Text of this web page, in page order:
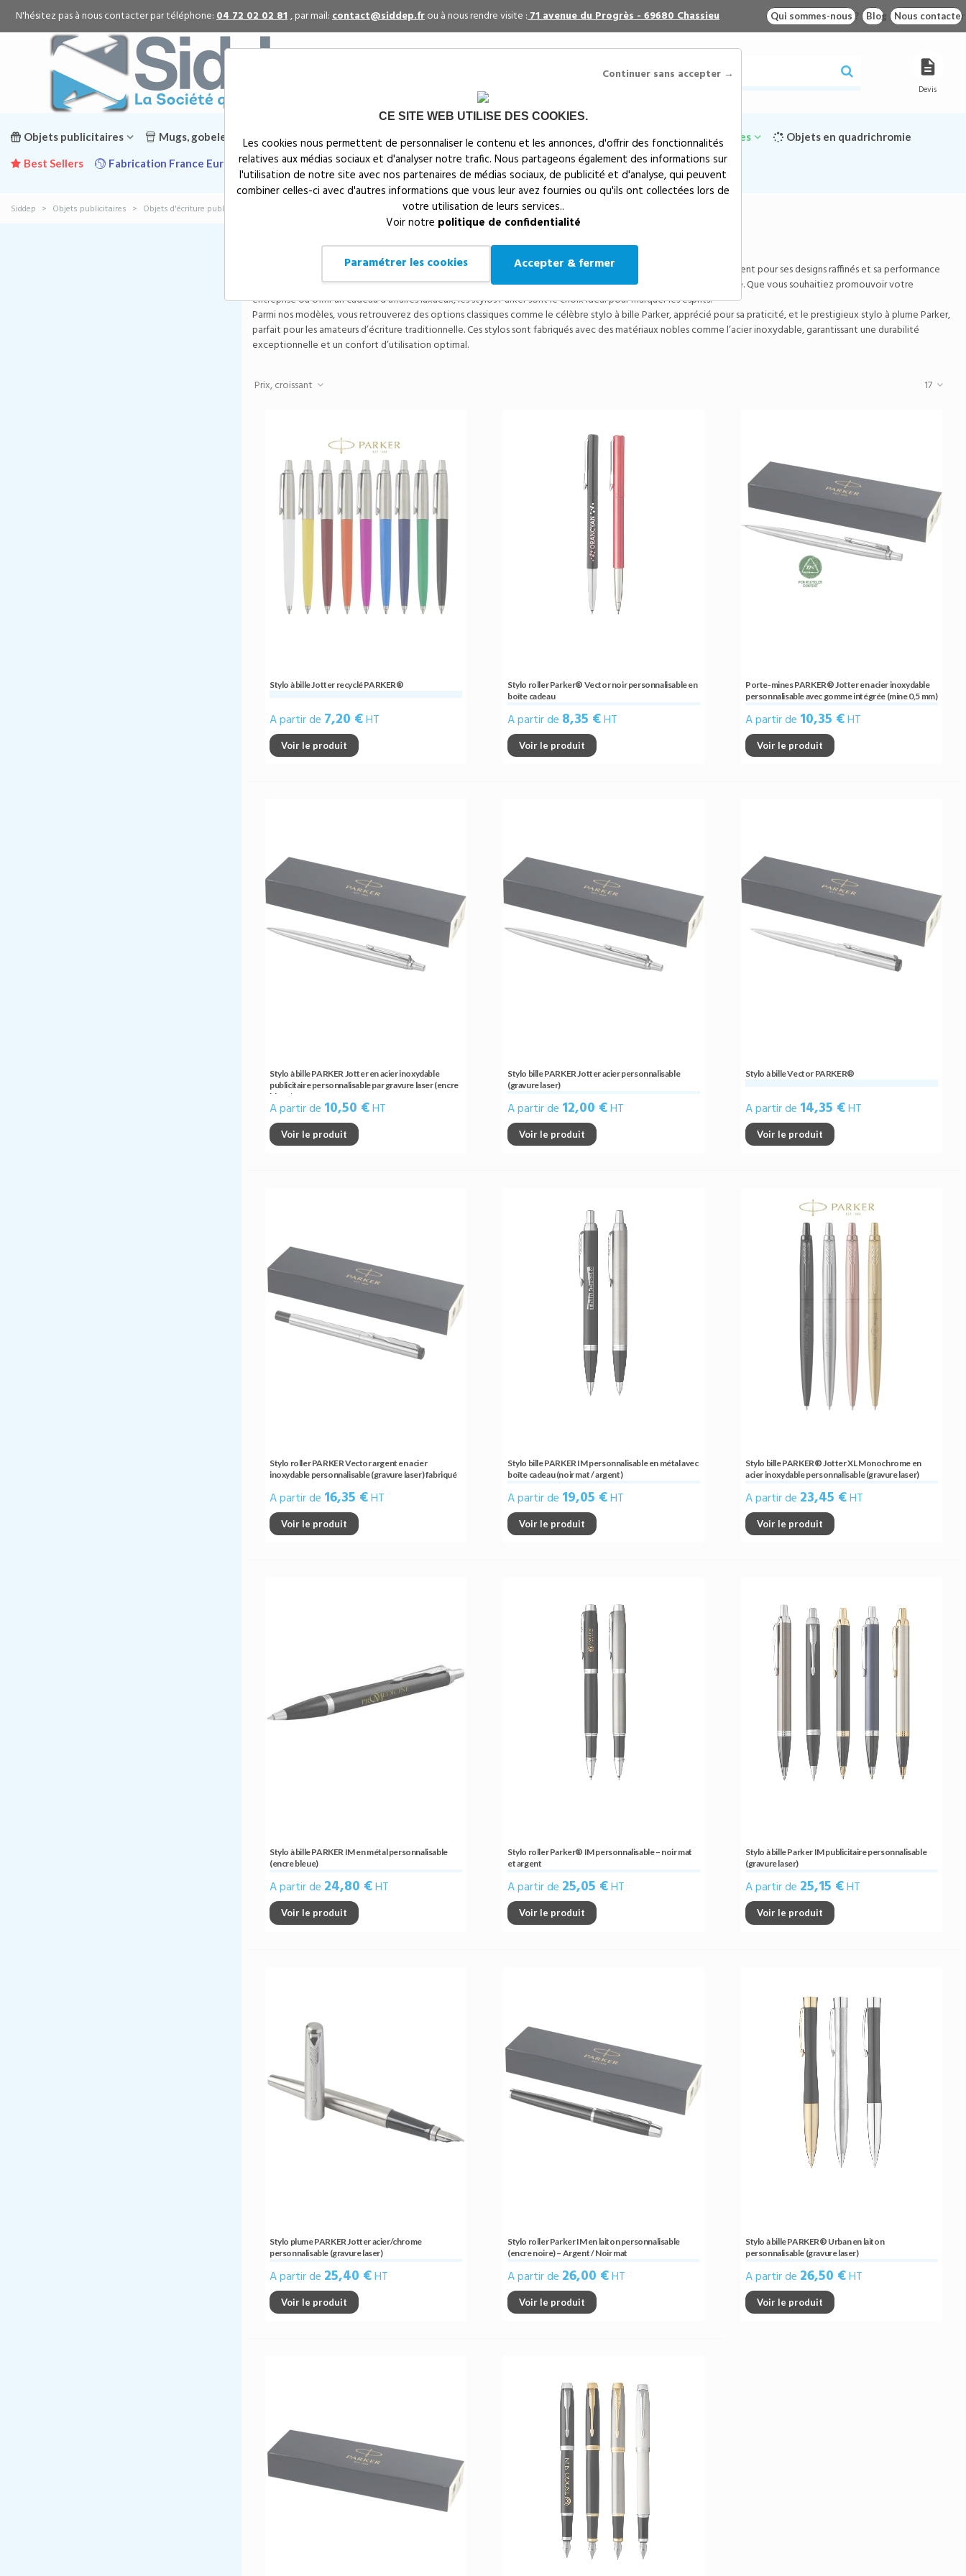
Continuer sans accepter →
CE SITE WEB UTILISE DES COOKIES.
Les cookies nous permettent de personnaliser le contenu et les annonces, d'offrir des fonctionnalités
relatives aux médias sociaux et d'analyser notre trafic. Nous partageons également des informations sur
l'utilisation de notre site avec nos partenaires de médias sociaux, de publicité et d'analyse, qui peuvent
combiner celles-ci avec d'autres informations que vous leur avez fournies ou qu'ils ont collectées lors de
votre utilisation de leurs services..
Voir notre politique de confidentialité
Paramétrer les cookies Accepter & fermer
N'hésitez pas à nous contacter par téléphone:04 72 02 02 81, par mail:contact@siddep.frou à nous rendre visite :71 avenue du Progrès - 69680 Chassieu Qui sommes-nous ? Blog Nous contacter
Devis
Objets publicitaires Mugs, gobelets & gourdes publicitaires Par événement Textiles publicitaires Goodies écologiques Objets en quadrichromie
Best Sellers Fabrication France Europe Promotions
Siddep > Objets publicitaires > Objets d'écriture publicitaires Stylos publicitaires PARKER
Stylos publicitaires PARKER
Le stylo Parker personnalisé incarne l’alliance parfaite entre élégance, qualité et fonctionnalité. Connu mondialement pour ses designs raffinés et sa performance
inégalée, le stylo Parker est bien plus qu’un simple outil d’écriture : il est un véritable ambassadeur de votre marque. Que vous souhaitiez promouvoir votre
entreprise ou offrir un cadeau d’affaires luxueux, les stylos Parker sont le choix idéal pour marquer les esprits.
Parmi nos modèles, vous retrouverez des options classiques comme le célèbre stylo à bille Parker, apprécié pour sa praticité, et le prestigieux stylo à plume Parker,
parfait pour les amateurs d’écriture traditionnelle. Ces stylos sont fabriqués avec des matériaux nobles comme l’acier inoxydable, garantissant une durabilité
exceptionnelle et un confort d’utilisation optimal.
Prix, croissant 17
Stylo à bille Jotter recyclé PARKER®
A partir de 7,20 €HT
Voir le produit
Stylo roller Parker® Vector noir personnalisable en
boîte cadeau
A partir de 8,35 €HT
Voir le produit
Porte-mines PARKER® Jotter en acier inoxydable
personnalisable avec gomme intégrée (mine 0,5 mm)
A partir de 10,35 €HT
Voir le produit
Stylo à bille PARKER Jotter en acier inoxydable
publicitaire personnalisable par gravure laser (encre
bleue)
A partir de 10,50 €HT
Voir le produit
Stylo bille PARKER Jotter acier personnalisable
(gravure laser)
A partir de 12,00 €HT
Voir le produit
Stylo à bille Vector PARKER®
A partir de 14,35 €HT
Voir le produit
Stylo roller PARKER Vector argent en acier
inoxydable personnalisable (gravure laser) fabriqué
A partir de 16,35 €HT
Voir le produit
Stylo bille PARKER IM personnalisable en métal avec
boîte cadeau (noir mat / argent)
A partir de 19,05 €HT
Voir le produit
Stylo bille PARKER® Jotter XL Monochrome en
acier inoxydable personnalisable (gravure laser)
A partir de 23,45 €HT
Voir le produit
Stylo à bille PARKER IM en métal personnalisable
(encre bleue)
A partir de 24,80 €HT
Voir le produit
Stylo roller Parker® IM personnalisable – noir mat
et argent
A partir de 25,05 €HT
Voir le produit
Stylo à bille Parker IM publicitaire personnalisable
(gravure laser)
A partir de 25,15 €HT
Voir le produit
Stylo plume PARKER Jotter acier/chrome
personnalisable (gravure laser)
A partir de 25,40 €HT
Voir le produit
Stylo roller Parker IM en laiton personnalisable
(encre noire) – Argent / Noir mat
A partir de 26,00 €HT
Voir le produit
Stylo à bille PARKER® Urban en laiton
personnalisable (gravure laser)
A partir de 26,50 €HT
Voir le produit